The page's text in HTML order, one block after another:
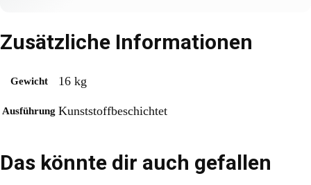
Zusätzliche Informationen
Gewicht 16 kg
Ausführung Kunststoffbeschichtet
Das könnte dir auch gefallen